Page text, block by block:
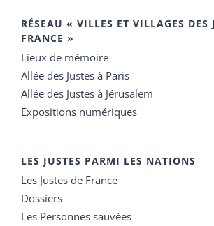
RÉSEAU « VILLES ET VILLAGES DES
FRANCE »
Lieux de mémoire
Allée des Justes à Paris
Allée des Justes à Jérusalem
Expositions numériques
LES JUSTES PARMI LES NATIONS
Les Justes de France
Dossiers
Les Personnes sauvées